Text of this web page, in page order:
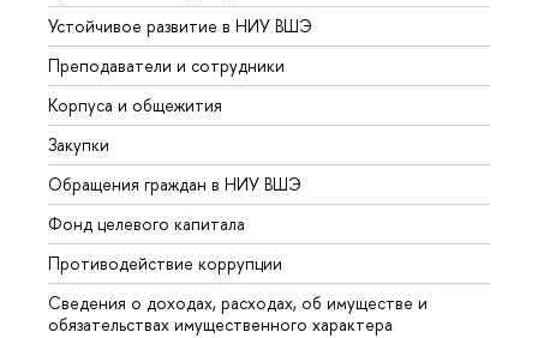
Устойчивое развитие в НИУ ВШЭ
Преподаватели и сотрудники
Корпуса и общежития
Закупки
Обращения граждан в НИУ ВШЭ
Фонд целевого капитала
Противодействие коррупции
Сведения о доходах, расходах, об имуществе и
обязательствах имущественного характера